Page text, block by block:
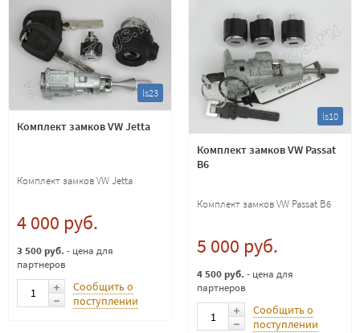
ls23
Комплект замков VW Jetta
Комплект замков VW Jetta
4 000 руб.
3 500 руб. - цена для
партнеров
Сообщить о
поступлении
ls10
Комплект замков VW Passat
B6
Комплект замков VW Passat B6
5 000 руб.
4 500 руб. - цена для
партнеров
Сообщить о
поступлении